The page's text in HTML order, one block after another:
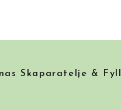
Skaparatelje & Fyll